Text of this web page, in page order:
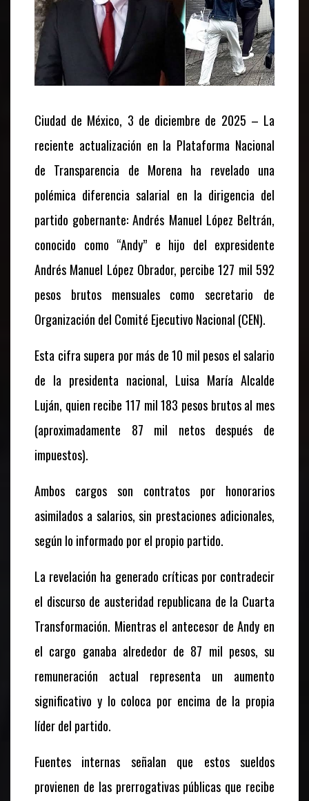
Ciudad de México, 3 de diciembre de 2025 – La
reciente actualización en la Plataforma Nacional
de Transparencia de Morena ha revelado una
polémica diferencia salarial en la dirigencia del
partido gobernante: Andrés Manuel López Beltrán,
conocido como “Andy” e hijo del expresidente
Andrés Manuel López Obrador, percibe 127 mil 592
pesos brutos mensuales como secretario de
Organización del Comité Ejecutivo Nacional (CEN).
Esta cifra supera por más de 10 mil pesos el salario
de la presidenta nacional, Luisa María Alcalde
Luján, quien recibe 117 mil 183 pesos brutos al mes
(aproximadamente 87 mil netos después de
impuestos).
Ambos cargos son contratos por honorarios
asimilados a salarios, sin prestaciones adicionales,
según lo informado por el propio partido.
La revelación ha generado críticas por contradecir
el discurso de austeridad republicana de la Cuarta
Transformación. Mientras el antecesor de Andy en
el cargo ganaba alrededor de 87 mil pesos, su
remuneración actual representa un aumento
significativo y lo coloca por encima de la propia
líder del partido.
Fuentes internas señalan que estos sueldos
provienen de las prerrogativas públicas que recibe